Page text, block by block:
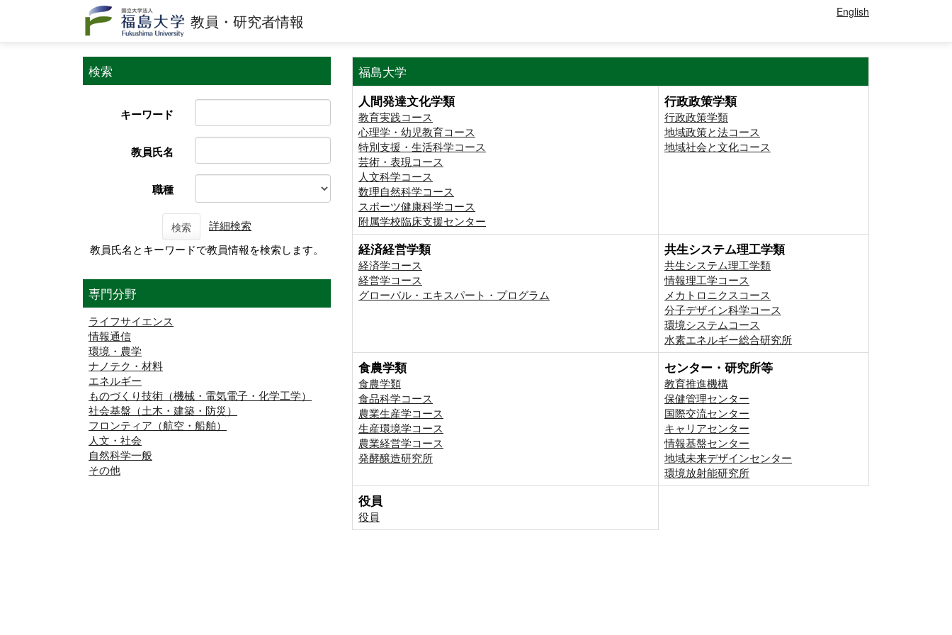
教員・研究者情報 English
検索
キーワード
教員氏名
職種
検索
詳細検索
教員氏名とキーワードで教員情報を検索します。
専門分野
ライフサイエンス
情報通信
環境・農学
ナノテク・材料
エネルギー
ものづくり技術（機械・電気電子・化学工学）
社会基盤（土木・建築・防災）
フロンティア（航空・船舶）
人文・社会
自然科学一般
その他
福島大学
人間発達文化学類
教育実践コース
心理学・幼児教育コース
特別支援・生活科学コース
芸術・表現コース
人文科学コース
数理自然科学コース
スポーツ健康科学コース
附属学校臨床支援センター
行政政策学類
行政政策学類
地域政策と法コース
地域社会と文化コース
経済経営学類
経済学コース
経営学コース
グローバル・エキスパート・プログラム
共生システム理工学類
共生システム理工学類
情報理工学コース
メカトロニクスコース
分子デザイン科学コース
環境システムコース
⽔素エネルギー総合研究所
食農学類
食農学類
食品科学コース
農業生産学コース
生産環境学コース
農業経営学コース
発酵醸造研究所
センター・研究所等
教育推進機構
保健管理センター
国際交流センター
キャリアセンター
情報基盤センター
地域未来デザインセンター
環境放射能研究所
役員
役員